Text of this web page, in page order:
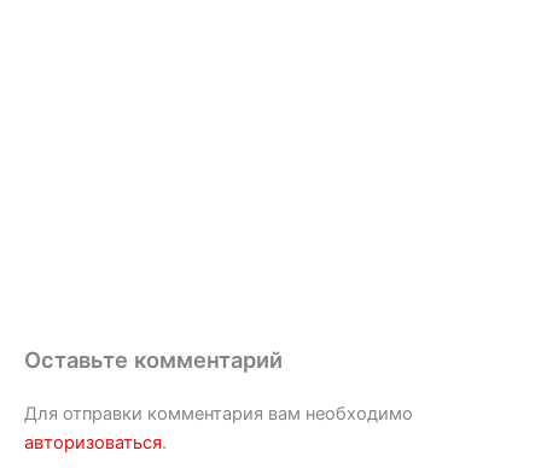
Оставьте комментарий
Для отправки комментария вам необходимо
авторизоваться.